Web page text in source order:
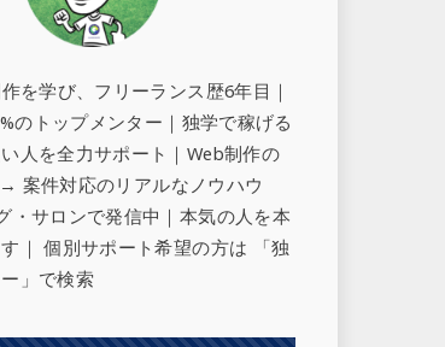
を学び、フリーランス歴6年目｜
のトップメンター｜独学で稼げる
人を全力サポート ｜Web制作の
案件対応のリアルなノウハウ
・サロンで発信中｜本気の人を本
｜ 個別サポート希望の方は 「独
」で検索